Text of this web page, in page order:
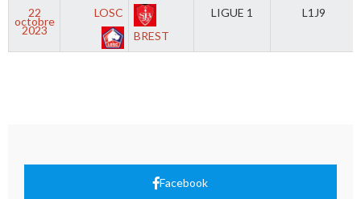
22
octobre
2023
LOSC
BREST
LIGUE 1 L1J9
Facebook